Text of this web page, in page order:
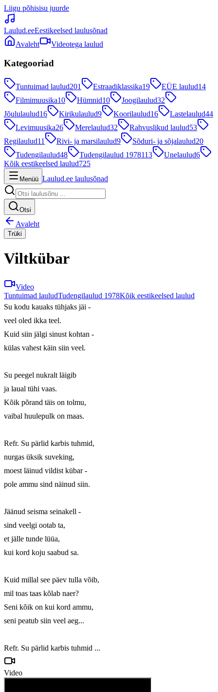
Liigu põhisisu juurde
Laulud.eeEestikeelsed laulusõnad
Avaleht
Videotega laulud
Kategooriad
Tuntuimad laulud201 Estraadiklassika19 EÜE laulud14
Filmimuusika10 Hümnid10 Joogilaulud32
Jõululaulud16 Kirikulaulud9 Koorilaulud16 Lastelaulud44
Levimuusika26 Merelaulud32 Rahvuslikud laulud53
Regilaulud11 Rivi- ja marsilaulud9 Sõduri- ja sõjalaulud20
Tudengilaulud48 Tudengilaulud 1978113 Unelaulud6
Kõik eestikeelsed laulud725
Menüü Laulud.ee laulusõnad
Otsi
Avaleht
Trüki
Viltkübar
Video
Tuntuimad lauludTudengilaulud 1978Kõik eestikeelsed laulud
Su kodu kauaks tühjaks jäi -
veel oled ikka teel.
Kuid siin jälgi sinust kohtan -
külas vahest käin siin veel.
Su peegel nukralt läigib
ja laual tühi vaas.
Kõik põrand täis on tolmu,
vaibal huulepulk on maas.
Refr. Su pärlid karbis tuhmid,
nurgas üksik suveking,
moest läinud vildist kübar -
pole ammu sind näinud siin.
Jäänud seisma seinakell -
sind veelgi ootab ta,
et jälle tunde lüüa,
kui kord koju saabud sa.
Kuid millal see päev tulla võib,
mil toas taas kõlab naer?
Seni kõik on kui kord ammu,
seni peatub siin veel aeg...
Refr. Su pärlid karbis tuhmid ...
Video